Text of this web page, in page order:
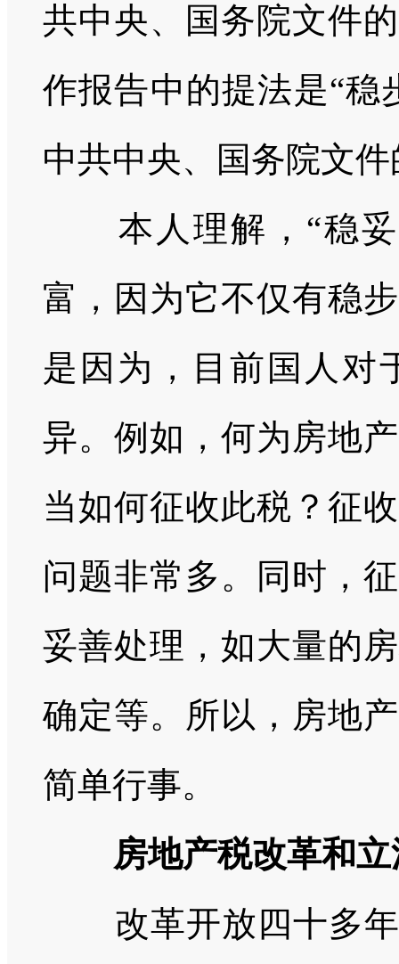
共中央、国务院文件
作报告中的提法是“稳
中共中央、国务院文
本人理解，“稳
富，因为它不仅有稳
是因为，目前国人对
异。例如，何为房地
当如何征收此税？征
问题非常多。同时，
妥善处理，如大量的
确定等。所以，房地
简单行事。
房地产税改革和
改革开放四十多